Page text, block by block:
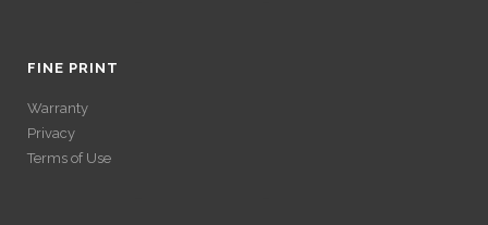
GAINS SANS
VÉRIFICATION
FINE PRINT
Warranty
Privacy
Terms of Use